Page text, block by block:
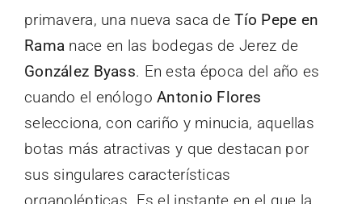
primavera, una nueva saca deTío Pepe en
Rama nace en las bodegas de Jerez de
González Byass. En esta época del año es
cuando el enólogoAntonio Flores
selecciona, con cariño y minucia, aquellas
botas más atractivas y que destacan por
sus singulares características
organolépticas. Es el instante en el que la